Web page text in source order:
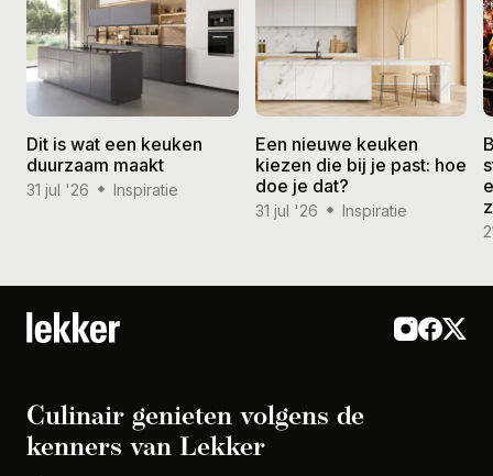
Dit is wat een keuken
duurzaam maakt
31 jul '26 Inspiratie
Een nieuwe keuken
kiezen die bij je past: hoe
doe je dat?
31 jul '26 Inspiratie
Culinair genieten volgens de
kenners van Lekker